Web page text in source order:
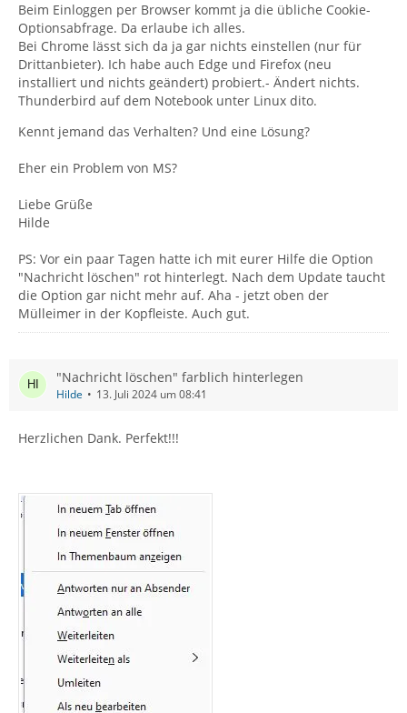
Beim Einloggen per Browser kommt ja die übliche Cookie-
Optionsabfrage. Da erlaube ich alles.
Bei Chrome lässt sich da ja gar nichts einstellen (nur für
Drittanbieter). Ich habe auch Edge und Firefox (neu
installiert und nichts geändert) probiert.- Ändert nichts.
Thunderbird auf dem Notebook unter Linux dito.
Kennt jemand das Verhalten? Und eine Lösung?
Eher ein Problem von MS?
Liebe Grüße
Hilde
PS: Vor ein paar Tagen hatte ich mit eurer Hilfe die Option
"Nachricht löschen" rot hinterlegt. Nach dem Update taucht
die Option gar nicht mehr auf. Aha - jetzt oben der
Mülleimer in der Kopfleiste. Auch gut.
"Nachricht löschen" farblich hinterlegen
Hilde 13. Juli 2024 um 08:41
Herzlichen Dank. Perfekt!!!